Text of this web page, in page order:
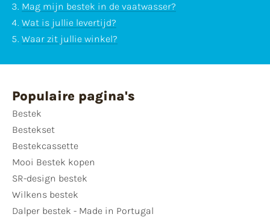
Mag mijn bestek in de vaatwasser?
Wat is jullie levertijd?
Waar zit jullie winkel?
Populaire pagina's
Bestek
Bestekset
Bestekcassette
Mooi Bestek kopen
SR-design bestek
Wilkens bestek
Dalper bestek - Made in Portugal